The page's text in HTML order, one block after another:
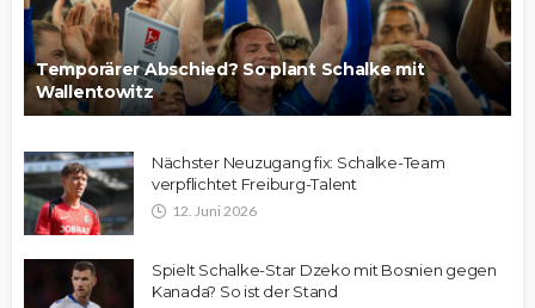
Temporärer Abschied? So plant Schalke mit
Wallentowitz
Nächster Neuzugang fix: Schalke-Team
verpflichtet Freiburg-Talent
12. Juni 2026
Spielt Schalke-Star Dzeko mit Bosnien gegen
Kanada? So ist der Stand